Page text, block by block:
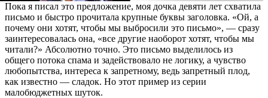
Пока я писал это предложение, моя дочка девяти лет схватила
письмо и быстро прочитала крупные буквы заголовка. «Ой, а
почему они хотят, чтобы мы выбросили это письмо», — сразу
заинтересовалась она, «все другие наоборот хотят, чтобы мы
читали?» Абсолютно точно. Это письмо выделилось из
общего потока спама и задействовало не логику, а чувство
любопытства, интереса к запретному, ведь запретный плод,
как известно — сладок. Но этот пример из серии
малобюджетных шуток.